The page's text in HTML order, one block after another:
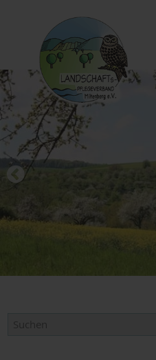
Aktuelles
Verband
Projekte
Service